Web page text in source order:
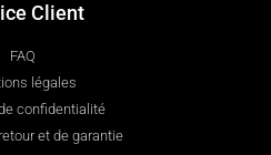
Client
FAQ
légales
confidentialité
et de garantie